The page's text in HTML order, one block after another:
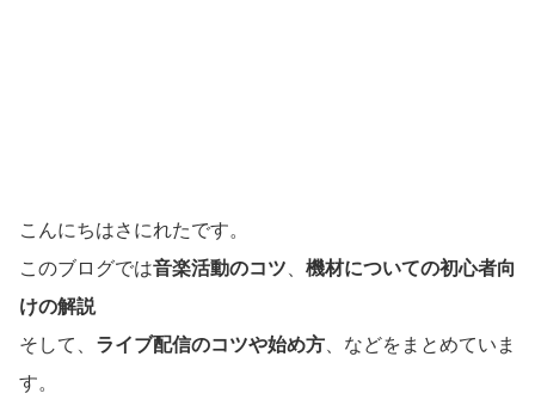
こんにちはさにれたです。
このブログでは音楽活動のコツ
機材についての初心者向
けの解説
そして、 ライブ配信のコツや始め方 、などをまとめていま
す。